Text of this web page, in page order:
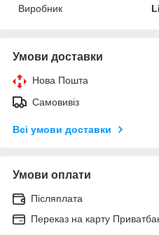
Виробник
Умови доставки
Нова Пошта
Самовивіз
Всі умови доставки
Умови оплати
Післяплата
Переказ на карту